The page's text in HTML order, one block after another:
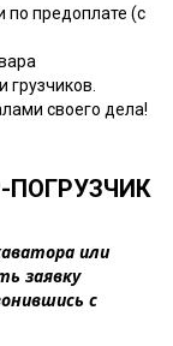
по предоплате (с
грузчиков.
своего дела!
ПОГРУЗЧИК
или
заявку
с